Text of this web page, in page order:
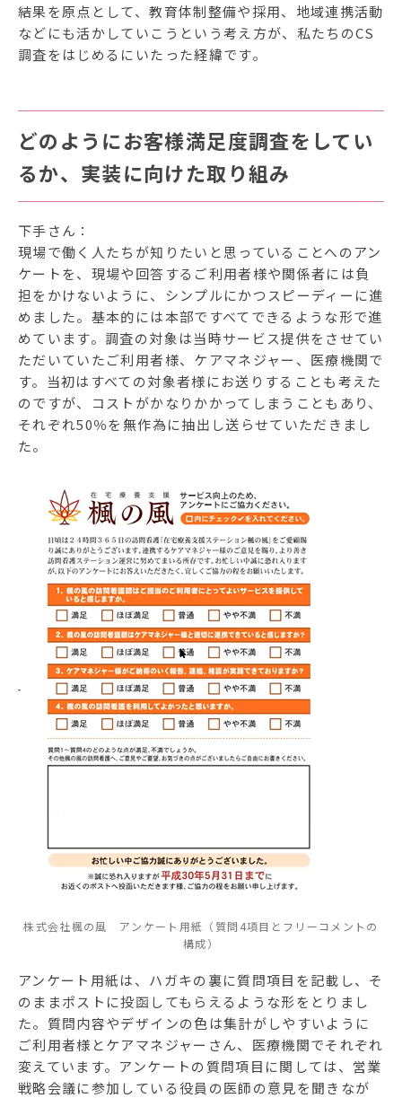
結果を原点として、教育体制整備や採用、地域連携活動
などにも活かしていこうという考え方が、私たちのCS
調査をはじめるにいたった経緯です。
どのようにお客様満足度調査をしてい
るか、実装に向けた取り組み
下手さん：
現場で働く人たちが知りたいと思っていることへのアン
ケートを、現場や回答するご利用者様や関係者には負
担をかけないように、シンプルにかつスピーディーに進
めました。基本的には本部ですべてできるような形で進
めています。調査の対象は当時サービス提供をさせてい
ただいていたご利用者様、ケアマネジャー、医療機関で
す。当初はすべての対象者様にお送りすることも考えた
のですが、コストがかなりかかってしまうこともあり、
それぞれ50％を無作為に抽出し送らせていただきまし
た。
株式会社楓の風 アンケート用紙（質問4項目とフリーコメントの
構成）
アンケート用紙は、ハガキの裏に質問項目を記載し、そ
のままポストに投函してもらえるような形をとりまし
た。質問内容やデザインの色は集計がしやすいように
ご利用者様とケアマネジャーさん、医療機関でそれぞれ
変えています。アンケートの質問項目に関しては、営業
戦略会議に参加している役員の医師の意見を聞きなが